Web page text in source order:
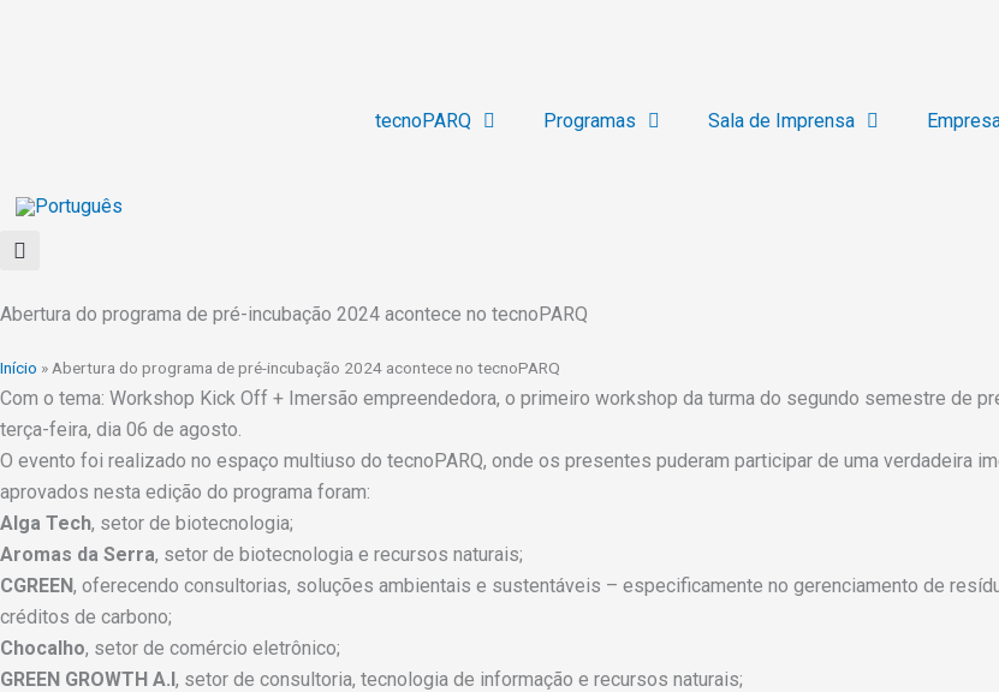
tecnoPARQ Programas Sala de Imprensa
Abertura do programa de pré-incubação 2024 acontece no tecnoPARQ
Início » Abertura do programa de pré-incubação 2024 acontece no tecnoPARQ
Com o tema: Workshop Kick Off + Imersão empreendedora, o primeiro workshop da turma do segundo semestre de
terça-feira, dia 06 de agosto.
O evento foi realizado no espaço multiuso do tecnoPARQ, onde os presentes puderam participar de uma verdadeira
aprovados nesta edição do programa foram:
Alga Tech, setor de biotecnologia;
Aromas da Serra, setor de biotecnologia e recursos naturais;
CGREEN, oferecendo consultorias, soluções ambientais e sustentáveis – especificamente no gerenciamento de
créditos de carbono;
Chocalho, setor de comércio eletrônico;
GREEN GROWTH A.I, setor de consultoria, tecnologia de informação e recursos naturais;